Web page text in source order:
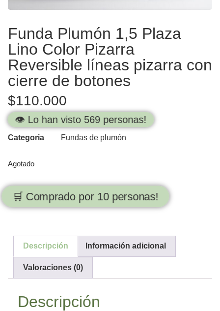
Funda Plumón 1,5 Plaza
Lino Color Pizarra
Reversible líneas pizarra con
cierre de botones
$110.000
👁️ Lo han visto 569 personas!
Categoria Fundas de plumón
Agotado
🛒 Comprado por 10 personas!
Descripción Información adicional
Valoraciones (0)
Descripción